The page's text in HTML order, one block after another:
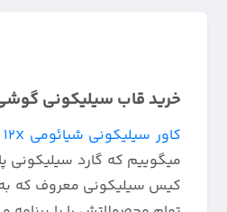
خرید قاب سیلیکونی گوشی شیائومی 12 و 12
کاور سیلیکونی شیائومی Xiaomi 12 / 12X
میگوییم که گارد سیلیکونی
کیس سیلیکونی معروف که به